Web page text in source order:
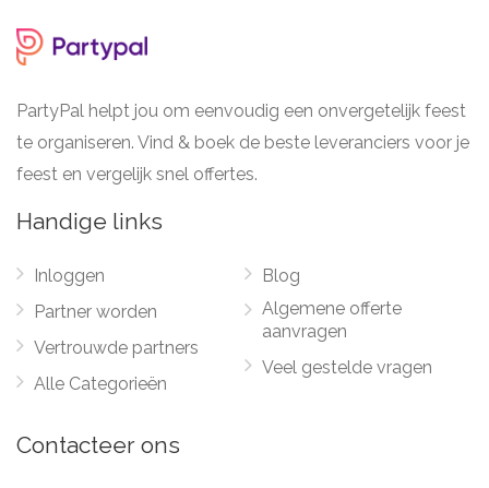
PartyPal helpt jou om eenvoudig een onvergetelijk feest
te organiseren. Vind & boek de beste leveranciers voor je
feest en vergelijk snel offertes.
Handige links
Inloggen
Partner worden
Vertrouwde partners
Alle Categorieën
Blog
Algemene offerte
aanvragen
Veel gestelde vragen
Contacteer ons